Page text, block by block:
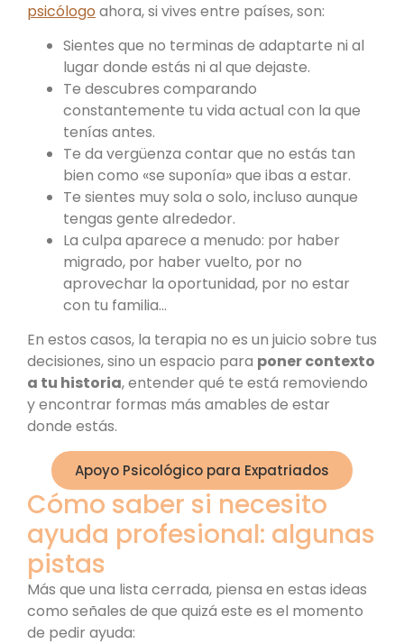
psicólogo ahora, si vives entre países, son:
Sientes que no terminas de adaptarte ni al
lugar donde estás ni al que dejaste.
Te descubres comparando
constantemente tu vida actual con la que
tenías antes.
Te da vergüenza contar que no estás tan
bien como «se suponía» que ibas a estar.
Te sientes muy sola o solo, incluso aunque
tengas gente alrededor.
La culpa aparece a menudo: por haber
migrado, por haber vuelto, por no
aprovechar la oportunidad, por no estar
con tu familia…
En estos casos, la terapia no es un juicio sobre tus
decisiones, sino un espacio para poner contexto
a tu historia, entender qué te está removiendo
y encontrar formas más amables de estar
donde estás.
Apoyo Psicológico para Expatriados
Cómo saber si necesito
ayuda profesional: algunas
pistas
Más que una lista cerrada, piensa en estas ideas
como señales de que quizá este es el momento
de pedir ayuda: